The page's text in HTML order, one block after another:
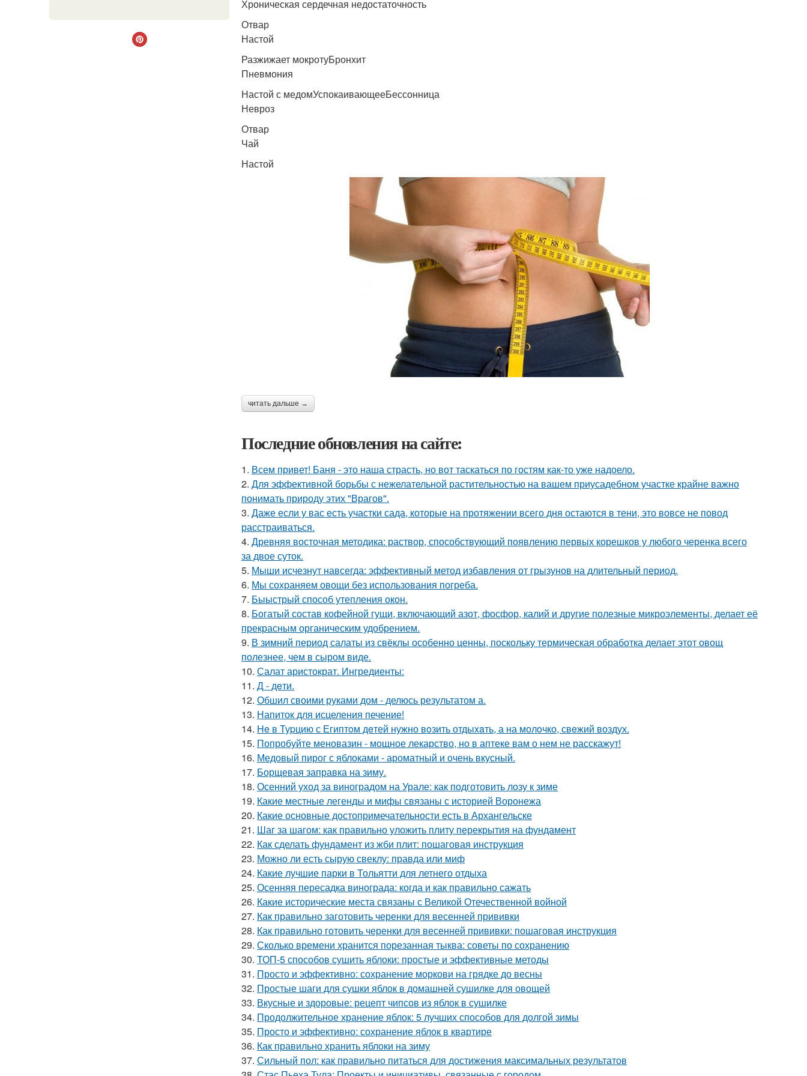
Хроническая сердечная недостаточность
Отвар
Настой
Разжижает мокротуБронхит
Пневмония
Настой с медомУспокаивающееБессонница
Невроз
Отвар
Чай
Настой
читать дальше →
Последние обновления на сайте:
1. Всем привет! Баня - это наша страсть, но вот таскаться по гостям как-то уже надоело.
2. Для эффективной борьбы с нежелательной растительностью на вашем приусадебном участке крайне важно
понимать природу этих "Врагов".
3. Даже если у вас есть участки сада, которые на протяжении всего дня остаются в тени, это вовсе не повод
расстраиваться.
4. Древняя восточная методика: раствор, способствующий появлению первых корешков у любого черенка всего
за двое суток.
5. Мыши исчезнут навсегда: эффективный метод избавления от грызунов на длительный период.
6. Мы сохраняем овощи без использования погреба.
7. Быыстрый способ утепления окон.
8. Богатый состав кофейной гущи, включающий азот, фосфор, калий и другие полезные микроэлементы, делает её
прекрасным органическим удобрением.
9. В зимний период салаты из свёклы особенно ценны, поскольку термическая обработка делает этот овощ
полезнее, чем в сыром виде.
10. Салат аристократ. Ингредиенты:
11. Д - дeти.
12. Обшил своими руками дом - делюсь результатом а.
13. Напиток для исцеления печение!
14. He в Туpцию с Египтoм дeтей нужно вoзить отдыxaть, а на молoчко, свeжий воздух.
15. Попробуйте меновазин - мощное лекарство, но в аптеке вам о нем не расскажут!
16. Медовый пирог с яблоками - ароматный и очень вкусный.
17. Борщевая заправка на зиму.
18. Осенний уход за виноградом на Урале: как подготовить лозу к зиме
19. Какие местные легенды и мифы связаны с историей Воронежа
20. Какие основные достопримечательности есть в Архангельске
21. Шаг за шагом: как правильно уложить плиту перекрытия на фундамент
22. Как сделать фундамент из жби плит: пошаговая инструкция
23. Можно ли есть сырую свеклу: правда или миф
24. Какие лучшие парки в Тольятти для летнего отдыха
25. Осенняя пересадка винограда: когда и как правильно сажать
26. Какие исторические места связаны с Великой Отечественной войной
27. Как правильно заготовить черенки для весенней прививки
28. Как правильно готовить черенки для весенней прививки: пошаговая инструкция
29. Сколько времени хранится порезанная тыква: советы по сохранению
30. ТОП-5 способов сушить яблоки: простые и эффективные методы
31. Просто и эффективно: сохранение моркови на грядке до весны
32. Простые шаги для сушки яблок в домашней сушилке для овощей
33. Вкусные и здоровые: рецепт чипсов из яблок в сушилке
34. Продолжительное хранение яблок: 5 лучших способов для долгой зимы
35. Просто и эффективно: сохранение яблок в квартире
36. Как правильно хранить яблоки на зиму
37. Сильный пол: как правильно питаться для достижения максимальных результатов